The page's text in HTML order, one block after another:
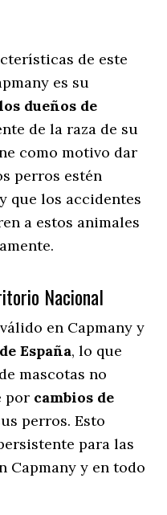
de este
es su
dueños de
de la raza de su
como motivo dar
perros estén
que los accidentes
a estos animales
Nacional
en Capmany y
España, lo que
mascotas no
por cambios de
perros. Esto
para las
Capmany y en todo